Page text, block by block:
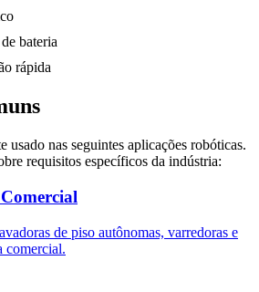
bateria
rápida
usado nas seguintes aplicações robóticas.
requisitos específicos da indústria:
de piso autônomas, varredoras e
comercial.